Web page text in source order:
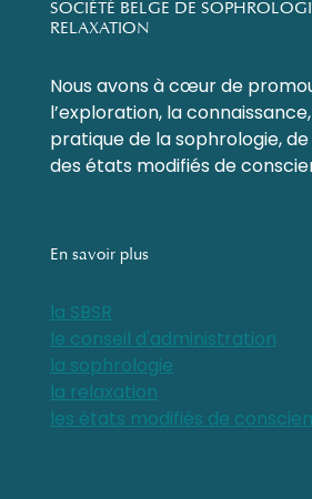
SOCIÉTÉ BELGE DE
RELAXATION
Nous avons à cœur de
l’exploration, la
pratique de la sophrologie,
des états modifiés de
En savoir plus
la SBSR
le conseil d'administration
la sophrologie
la relaxation
les états modifiés de